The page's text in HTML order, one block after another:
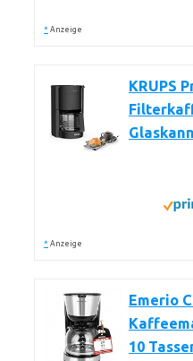
* Anzeige
KRUPS
* Anzeige
Emerio
10